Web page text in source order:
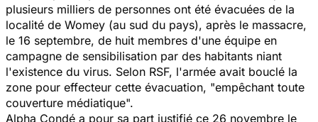
plusieurs milliers de personnes ont été évacuées de la
localité de Womey (au sud du pays), après le massacre,
le 16 septembre, de huit membres d'une équipe en
campagne de sensibilisation par des habitants niant
l'existence du virus. Selon RSF, l'armée avait bouclé la
zone pour effecteur cette évacuation, "empêchant toute
couverture médiatique".
Alpha Condé a pour sa part justifié ce 26 novembre le